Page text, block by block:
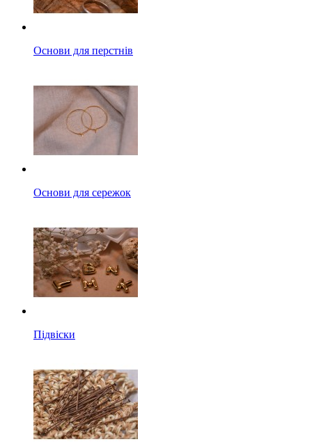
Основи для перстнів
Основи для сережок
Підвіски